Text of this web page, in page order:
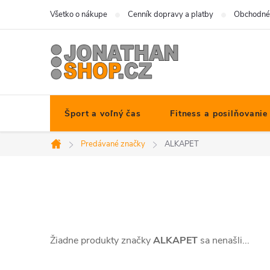
Všetko o nákupe Cenník dopravy a platby
Šport a voľný čas Fitness a posilňovanie
Domov
Predávané značky ALKAPET
Žiadne produkty značkyALKAPET sa nenašli...